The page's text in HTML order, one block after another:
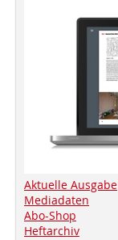
Aktuelle Ausgabe
Mediadaten
Abo-Shop
Heftarchiv